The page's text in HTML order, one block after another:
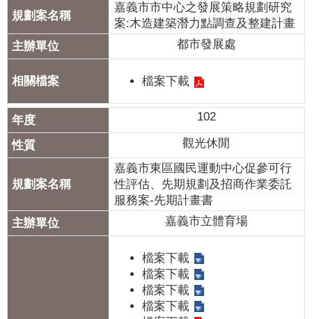
政
資
訊
公
抗
旱
節
水
區
嘉義市市中心之發展策略規劃研究
案:木造建築潛力點調查及整建計畫
都市發展處
檔案下載
102
觀光休閒
嘉義市東區國民運動中心促參可行
性評估、先期規劃及招商作業委託
服務案-先期計畫書
嘉義市立體育場
檔案下載
檔案下載
檔案下載
檔案下載